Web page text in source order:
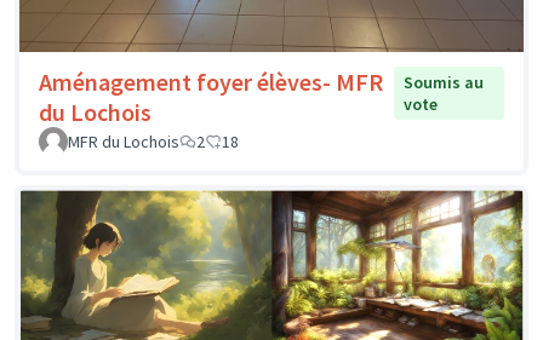
Aménagement foyer élèves- MFR
du Lochois
Soumis au
vote
MFR du Lochois
2 18